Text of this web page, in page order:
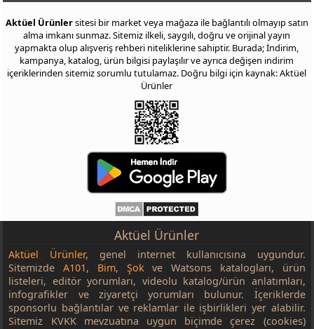
Aktüel Ürünlersitesi bir market veya mağaza ile bağlantılı olmayıp satın
alma imkanı sunmaz. Sitemiz ilkeli, saygılı, doğru ve orijinal yayın
yapmakta olup alışveriş rehberi niteliklerine sahiptir. Burada; İndirim,
kampanya, katalog, ürün bilgisi paylaşılır ve ayrıca değişen indirim
içeriklerinden sitemiz sorumlu tutulamaz. Doğru bilgi için kaynak: Aktüel
Ürünler
Aktüel Ürünler
Aktüel Ürünler, genel internet kullanıcısına uygundur.
SitemizdeA101, Bim, Şokve Watsons katalogları, ürün
listeleri, editör yorumları, videolu katalog/ürün anlatımları,
infografikler ve ziyaretçi yorumları bulunur. İçeriklerde
sponsorlu bağlantılar ve reklamlar ile işbirlikleri yer alabilir.
Sitemiz KVKK mevzuatına uygun biçimde çerez (cookies)